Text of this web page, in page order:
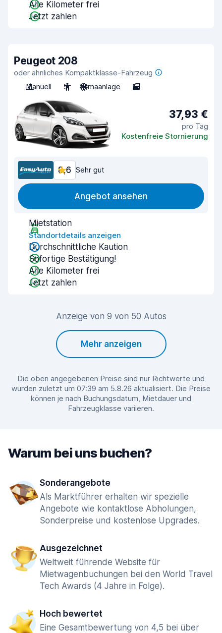
Alle Kilometer frei
Jetzt zahlen
Peugeot 208
oder ähnliches Kompaktklasse-Fahrzeug
Manuell
5 Klimaanlage 5
37,93 €
pro Tag
Kostenfreie Stornierung
8,6 Sehr gut
Angebot ansehen
Mietstation
Standortdetails anzeigen
Durchschnittliche Kaution
Sofortige Bestätigung!
Alle Kilometer frei
Jetzt zahlen
Anzeige von 9 von 50 Autos
Mehr anzeigen
Die oben angegebenen Preise sind nur Richtwerte und
wurden zuletzt um 07:39 am 5.8.26 aktualisiert. Die Preise
können je nach Buchungsdatum, Mietdauer und
Fahrzeugklasse variieren.
Warum bei uns buchen?
Sonderangebote
Als Marktführer erhalten wir spezielle
Angebote wie kontaktlose Abholungen,
Sonderpreise und kostenlose Upgrades.
Ausgezeichnet
Weltweit führende Website für
Mietwagenbuchungen bei den World Travel
Tech Awards (4 Jahre in Folge).
Hoch bewertet
Eine Gesamtbewertung von 4,5 bei über